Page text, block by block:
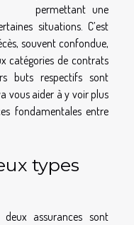
permettant une
situations. C’est
souvent confondue,
catégories de contrats
buts respectifs sont
vous aider à y voir plus
fondamentales entre
types
assurances sont